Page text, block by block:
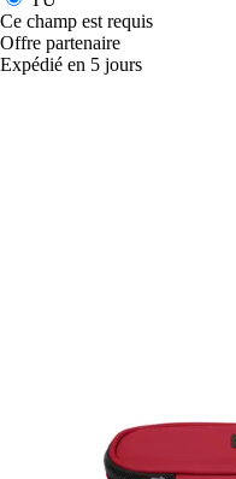
Ce champ est requis
Offre partenaire
Expédié en 5 jours